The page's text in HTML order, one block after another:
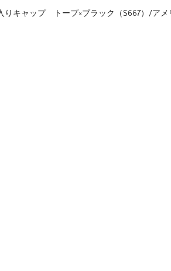
りキャップ トープ×ブラック（S667）/アメ